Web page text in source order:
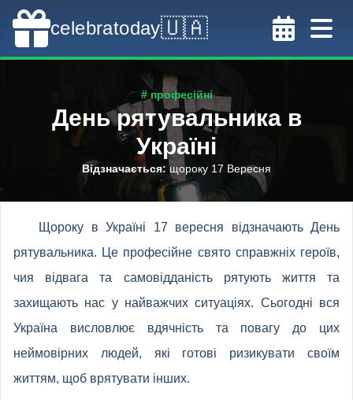
celebratoday🇺🇦
# професійні
День рятувальника в
Україні
Відзначається:щороку 17 Вересня
Щороку в Україні 17 вересня відзначають День
рятувальника. Це професійне свято справжніх героїв,
чия відвага та самовідданість рятують життя та
захищають нас у найважчих ситуаціях. Сьогодні вся
Україна висловлює вдячність та повагу до цих
неймовірних людей, які готові ризикувати своїм
життям, щоб врятувати інших.